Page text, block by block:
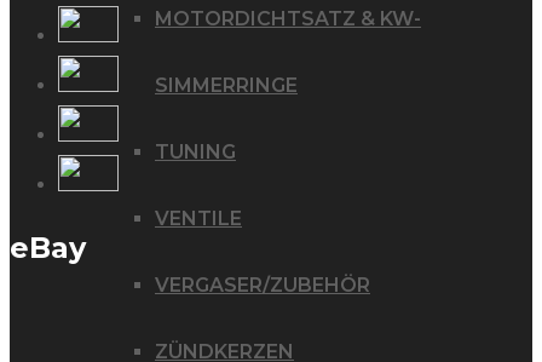
MOTORDICHTSATZ & KW-
SIMMERRINGE
TUNING
VENTILE
VERGASER/ZUBEHÖR
ZÜNDKERZEN
eBay